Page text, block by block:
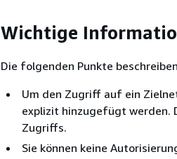
Wichtige
Die folgenden Punkte
Um den Zugriff auf ein
explizit hinzugefügt werden.
Zugriffs.
Sie können keine